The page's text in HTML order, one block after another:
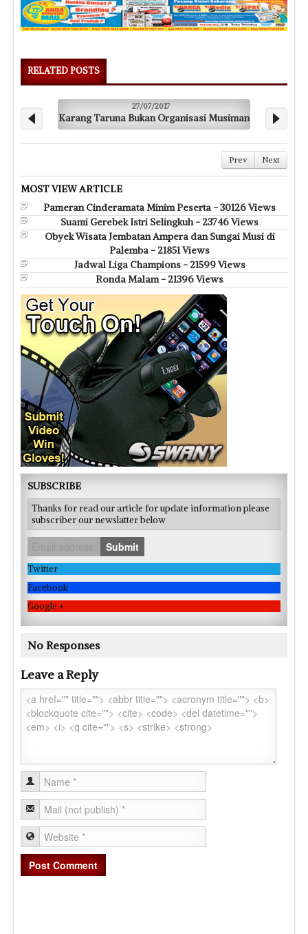
RELATED POSTS
27/07/2017
Karang Taruna Bukan Organisasi Musiman
Prev Next
MOST VIEW ARTICLE
Pameran Cinderamata Minim Peserta - 30126 Views
Suami Gerebek Istri Selingkuh - 23746 Views
Obyek Wisata Jembatan Ampera dan Sungai Musi di
Palemba - 21851 Views
Jadwal Liga Champions - 21599 Views
Ronda Malam - 21396 Views
SUBSCRIBE
Thanks for read our article for update information please
subscriber our newslatter below
Submit
Twitter
Facebook
Google +
No Responses
Leave a Reply